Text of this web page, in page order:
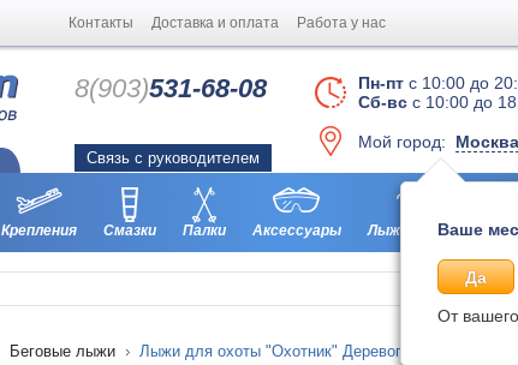
Контакты Доставка и оплата Работа у нас
8(903)531-68-08 Пн-пт с 10:00 до
Сб-вс с 10:00 до
Мой город: Москва
Ваше
Да
От
Связь с руководителем
Крепления Смазки Палки Аксессуары Лыжероллеры
Беговые лыжи Лыжи для охоты "Охотник" Деревопластик 15*185cm